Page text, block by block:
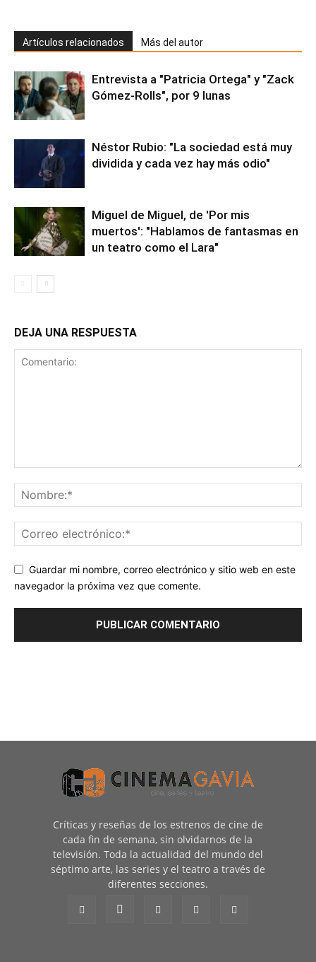
Artículos relacionados Más del autor
Entrevista a "Patricia Ortega" y "Zack
Gómez-Rolls", por 9 lunas
Néstor Rubio: "La sociedad está muy
dividida y cada vez hay más odio"
Miguel de Miguel, de 'Por mis
muertos': "Hablamos de fantasmas en
un teatro como el Lara"
DEJA UNA RESPUESTA
Guardar mi nombre, correo electrónico y sitio web en este
navegador la próxima vez que comente.
Críticas y reseñas de los estrenos de cine de
cada fin de semana, sin olvidarnos de la
televisión. Toda la actualidad del mundo del
séptimo arte, las series y el teatro a través de
diferentes secciones.